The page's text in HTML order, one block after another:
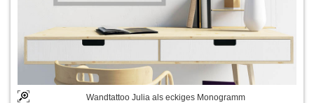
Wandtattoo Julia als eckiges Monogramm